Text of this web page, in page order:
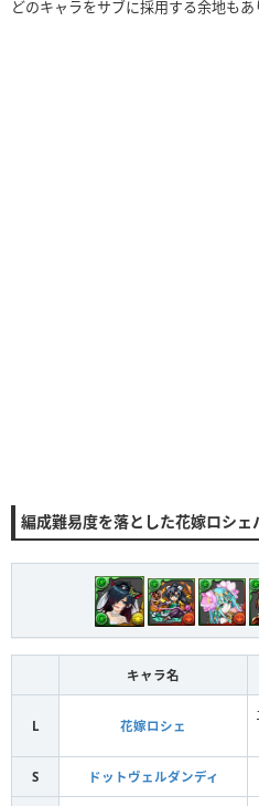
どのキャラをサブに採用する余地もあ
編成難易度を落とした花嫁ロシェ
キャラ名
L 花嫁ロシェ
S ドットヴェルダンディ